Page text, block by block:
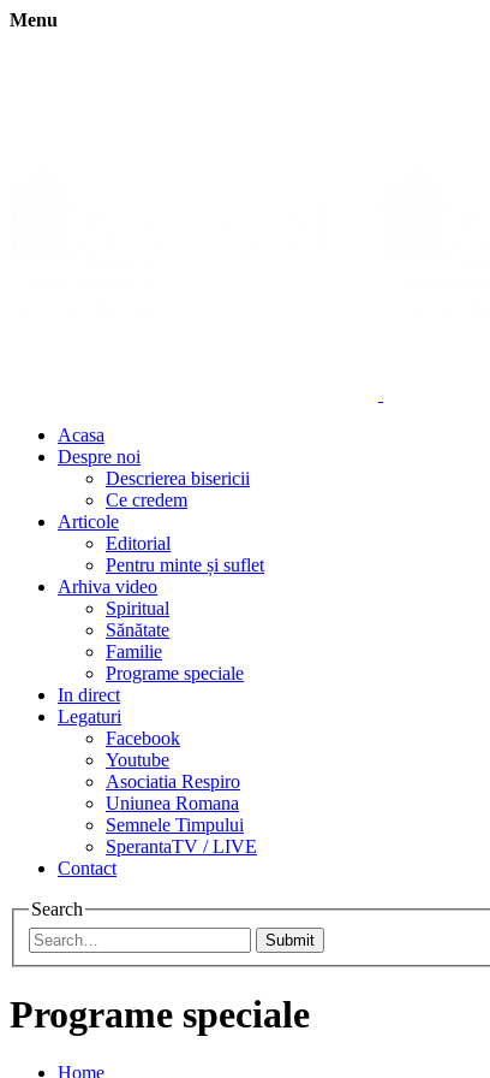
Menu
Acasa
Despre noi
Descrierea bisericii
Ce credem
Articole
Editorial
Pentru minte și suflet
Arhiva video
Spiritual
Sănătate
Familie
Programe speciale
In direct
Legaturi
Facebook
Youtube
Asociatia Respiro
Uniunea Romana
Semnele Timpului
SperantaTV / LIVE
Contact
Search
Submit
Programe speciale
Home